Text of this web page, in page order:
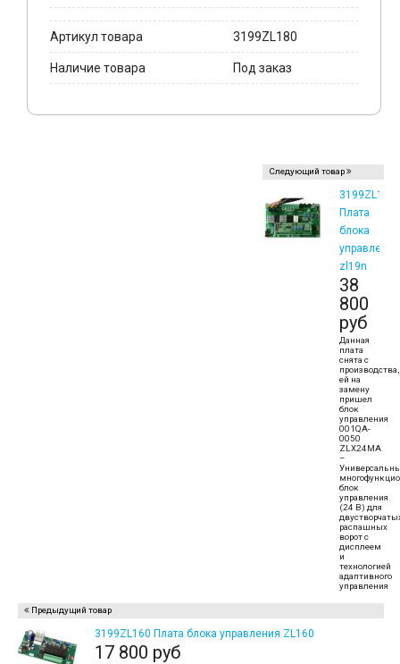
Артикул товара 3199ZL180
Наличие товара Под заказ
Следующий товар
3199ZL19N
Плата
блока
управления
zl19n
38
800
руб
Данная
плата
снята с
производства,
ей на
замену
пришел
блок
управления
001QA-
0050
ZLX24MA
–
блок
управления
(24 В) для
распашных
ворот с
дисплеем
и
технологией
адаптивного
управления
Предыдущий товар
3199ZL160 Плата блока управления ZL160
17 800 руб